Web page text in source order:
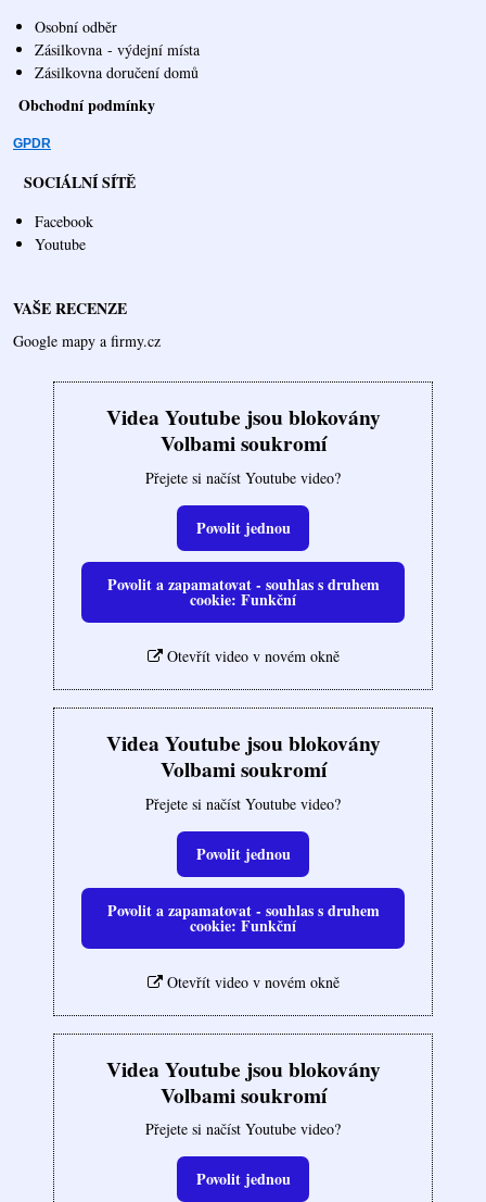
Osobní odběr
Zásilkovna - výdejní místa
Zásilkovna doručení domů
Obchodní podmínky
GPDR
SOCIÁLNÍ SÍTĚ
Facebook
Youtube
VAŠE RECENZE
Google mapy a firmy.cz
Videa Youtube jsou blokovány
Volbami soukromí
Přejete si načíst Youtube video?
Povolit jednou
Povolit a zapamatovat - souhlas s druhem
cookie: Funkční
Otevřít video v novém okně
Videa Youtube jsou blokovány
Volbami soukromí
Přejete si načíst Youtube video?
Povolit jednou
Povolit a zapamatovat - souhlas s druhem
cookie: Funkční
Otevřít video v novém okně
Videa Youtube jsou blokovány
Volbami soukromí
Přejete si načíst Youtube video?
Povolit jednou